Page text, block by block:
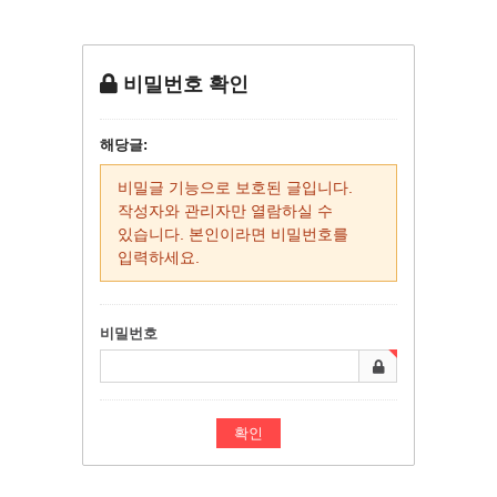
비밀번호 확인
해당글:
비밀글 기능으로 보호된 글입니다.
작성자와 관리자만 열람하실 수
있습니다. 본인이라면 비밀번호를
입력하세요.
비밀번호